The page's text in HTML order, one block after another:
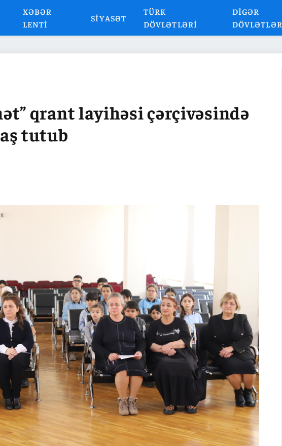
XƏBƏR
LENTI
SIYASƏT
TÜRK
DÖVLƏTLƏRI
DIGƏR
DÖVLƏTLƏR
qrant layihəsi çərçivəsində
tutub